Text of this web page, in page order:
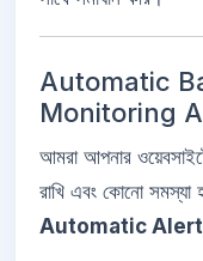
Automatic
Monitoring
আমরা আপনার
রাখি এবং কোনো সমস্যা
Automatic